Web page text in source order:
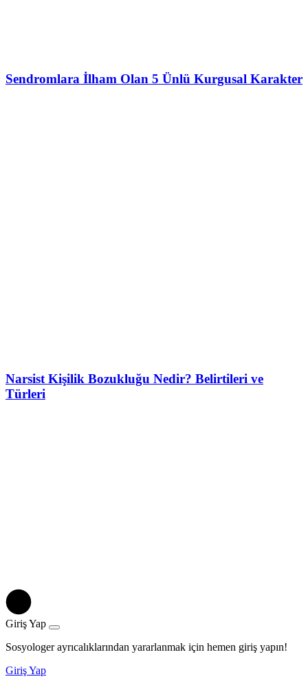
Sendromlara İlham Olan 5 Ünlü Kurgusal Karakter
Narsist Kişilik Bozukluğu Nedir? Belirtileri ve
Türleri
Giriş Yap
Sosyologer ayrıcalıklarından yararlanmak için hemen giriş yapın!
Giriş Yap